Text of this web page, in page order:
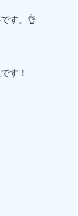
す。👌
す！